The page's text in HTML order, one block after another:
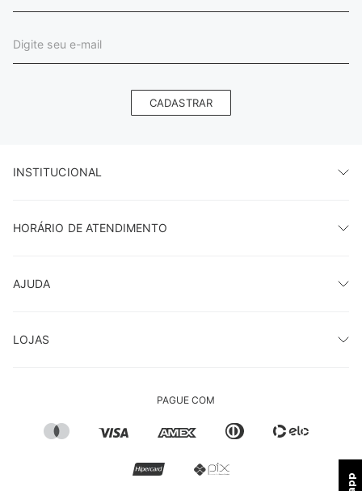
CADASTRAR
INSTITUCIONAL
HORÁRIO DE ATENDIMENTO
AJUDA
LOJAS
PAGUE COM